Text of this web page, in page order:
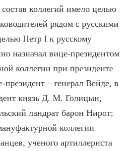
коллегий имело целью
рядом с русскими
Петр I к русскому
назначал вице-президентом
коллегии при президенте
– генерал Вейде, в
князь Д. М. Голицын,
ландрат барон Нирот;
коллегии
ученого артиллериста